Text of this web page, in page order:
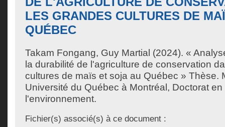
LES GRANDES CULTURES DE
QUÉBEC
Takam Fongang, Guy Martial (2024). «
la durabilité de l'agriculture de conservation
cultures de maïs et soja au Québec » Thèse.
Université du Québec à Montréal, Doctorat
l'environnement.
Fichier(s) associé(s) à ce document :